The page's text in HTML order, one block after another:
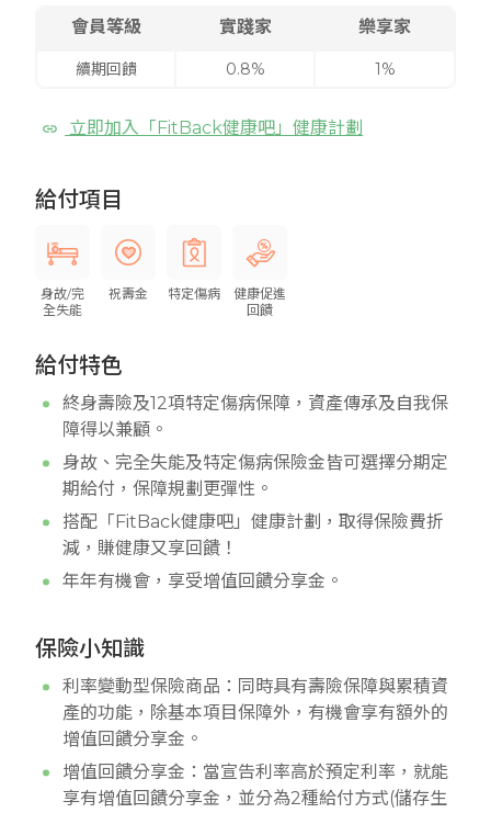
會員等級 實踐家 樂享家
續期回饋 0.8% 1%
立即加入「FitBack健康吧」健康計劃
給付項目
身故/完
全失能
祝壽金 特定傷病
健康促進
回饋
給付特色
終身壽險及12項特定傷病保障，資產傳承及自我保
障得以兼顧。
身故、完全失能及特定傷病保險金皆可選擇分期定
期給付，保障規劃更彈性。
搭配「FitBack健康吧」健康計劃，取得保險費折
減，賺健康又享回饋！
年年有機會，享受增值回饋分享金。
保險小知識
利率變動型保險商品：同時具有壽險保障與累積資
產的功能，除基本項目保障外，有機會享有額外的
增值回饋分享金。
增值回饋分享金：當宣告利率高於預定利率，就能
享有增值回饋分享金，並分為2種給付方式(儲存生